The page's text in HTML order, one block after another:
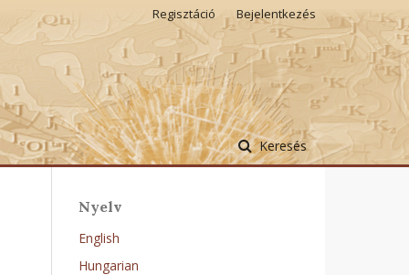
Keresés
Regisztáció Bejelentkezés
Nyelv
English
Hungarian